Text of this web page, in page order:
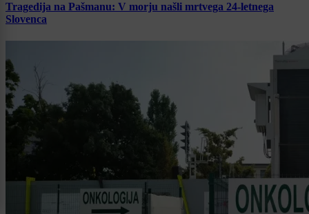
Tragedija na Pašmanu: V morju našli mrtvega 24-letnega
Slovenca